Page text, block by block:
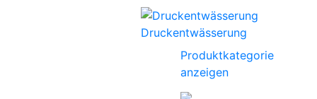
Druckentwässerung
Produktkategorie
anzeigen